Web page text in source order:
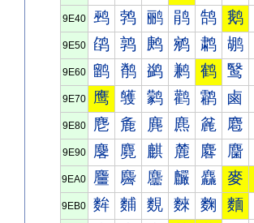
9E40 鹀 鹁 鹂 鹃 鹄 鹅
9E50 鹐 鹑 鹒 鹓 鹔 鹕
9E60 鹠 鹡 鹢 鹣 鹤 鹥
9E70 鹰 鹱 鹲 鹳 鹴 鹵
9E80 麀 麁 麂 麃 麄 麅
9E90 麐 麑 麒 麓 麔 麕
9EA0 麠 麡 麢 麣 麤 麥
9EB0 麰 麱 麲 麳 麴 麵